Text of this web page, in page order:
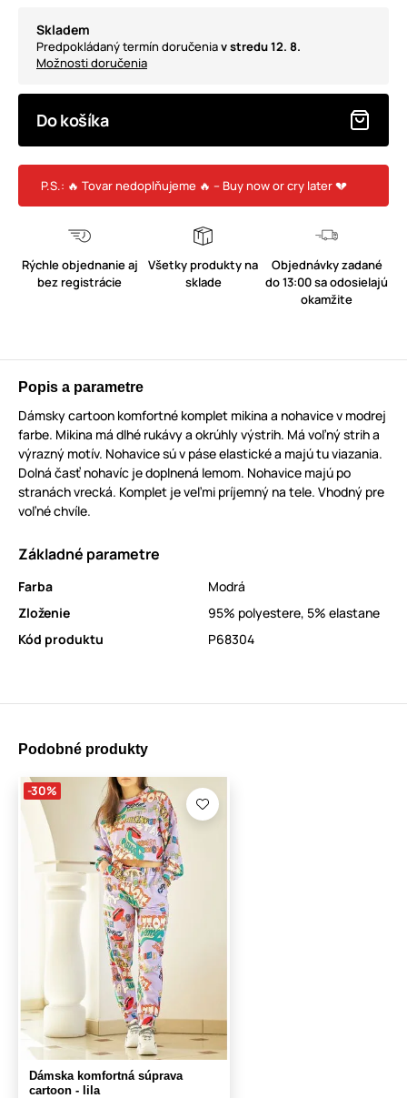
Skladem
Predpokládaný termín doručeniav stredu 12. 8.
Možnosti doručenia
Do košíka
P.S.: 🔥 Tovar nedoplňujeme 🔥 – Buy now or cry later 💔
Rýchle objednanie aj
bez registrácie
Všetky produkty na
sklade
Objednávky zadané
do 13:00 sa odosielajú
okamžite
Popis a parametre
Dámsky cartoon komfortné komplet mikina a nohavice v modrej
farbe. Mikina má dlhé rukávy a okrúhly výstrih. Má voľný strih a
výrazný motív. Nohavice sú v páse elastické a majú tu viazania.
Dolná časť nohavíc je doplnená lemom. Nohavice majú po
stranách vrecká. Komplet je veľmi príjemný na tele. Vhodný pre
voľné chvíle.
Základné parametre
Farba
Modrá
Zloženie
95% polyestere, 5% elastane
Kód produktu
P68304
Podobné produkty
-30%
Dámska komfortná súprava
cartoon - lila